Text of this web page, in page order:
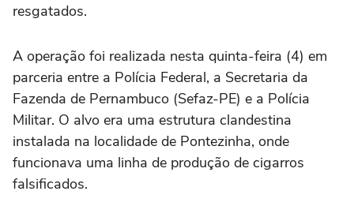
resgatados.
A operação foi realizada nesta quinta-feira (4) em
parceria entre a Polícia Federal, a Secretaria da
Fazenda de Pernambuco (Sefaz-PE) e a Polícia
Militar. O alvo era uma estrutura clandestina
instalada na localidade de Pontezinha, onde
funcionava uma linha de produção de cigarros
falsificados.